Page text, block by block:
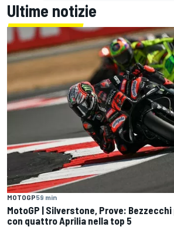
Ultime notizie
MOTOGP59 min
MotoGP | Silverstone, Prove:
con quattro Aprilia nella top 5